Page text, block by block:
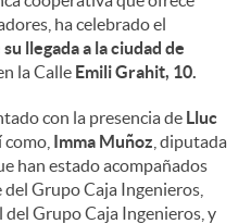
ha celebrado el
llegada a la ciudad de
la Calle Emili Grahit, 10.
con la presencia de Lluc
Imma Muñoz , diputada
han estado acompañados
del Grupo Caja Ingenieros,
del Grupo Caja Ingenieros, y